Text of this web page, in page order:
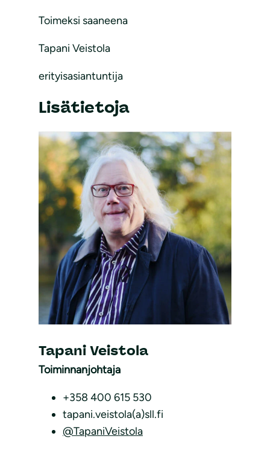
Toimeksi saaneena
Tapani Veistola
erityisasiantuntija
Lisätietoja
Toiminnanjohtaja
Tapani Veistola
+358 400 615 530
tapani.veistola(a)sll.fi
@TapaniVeistola